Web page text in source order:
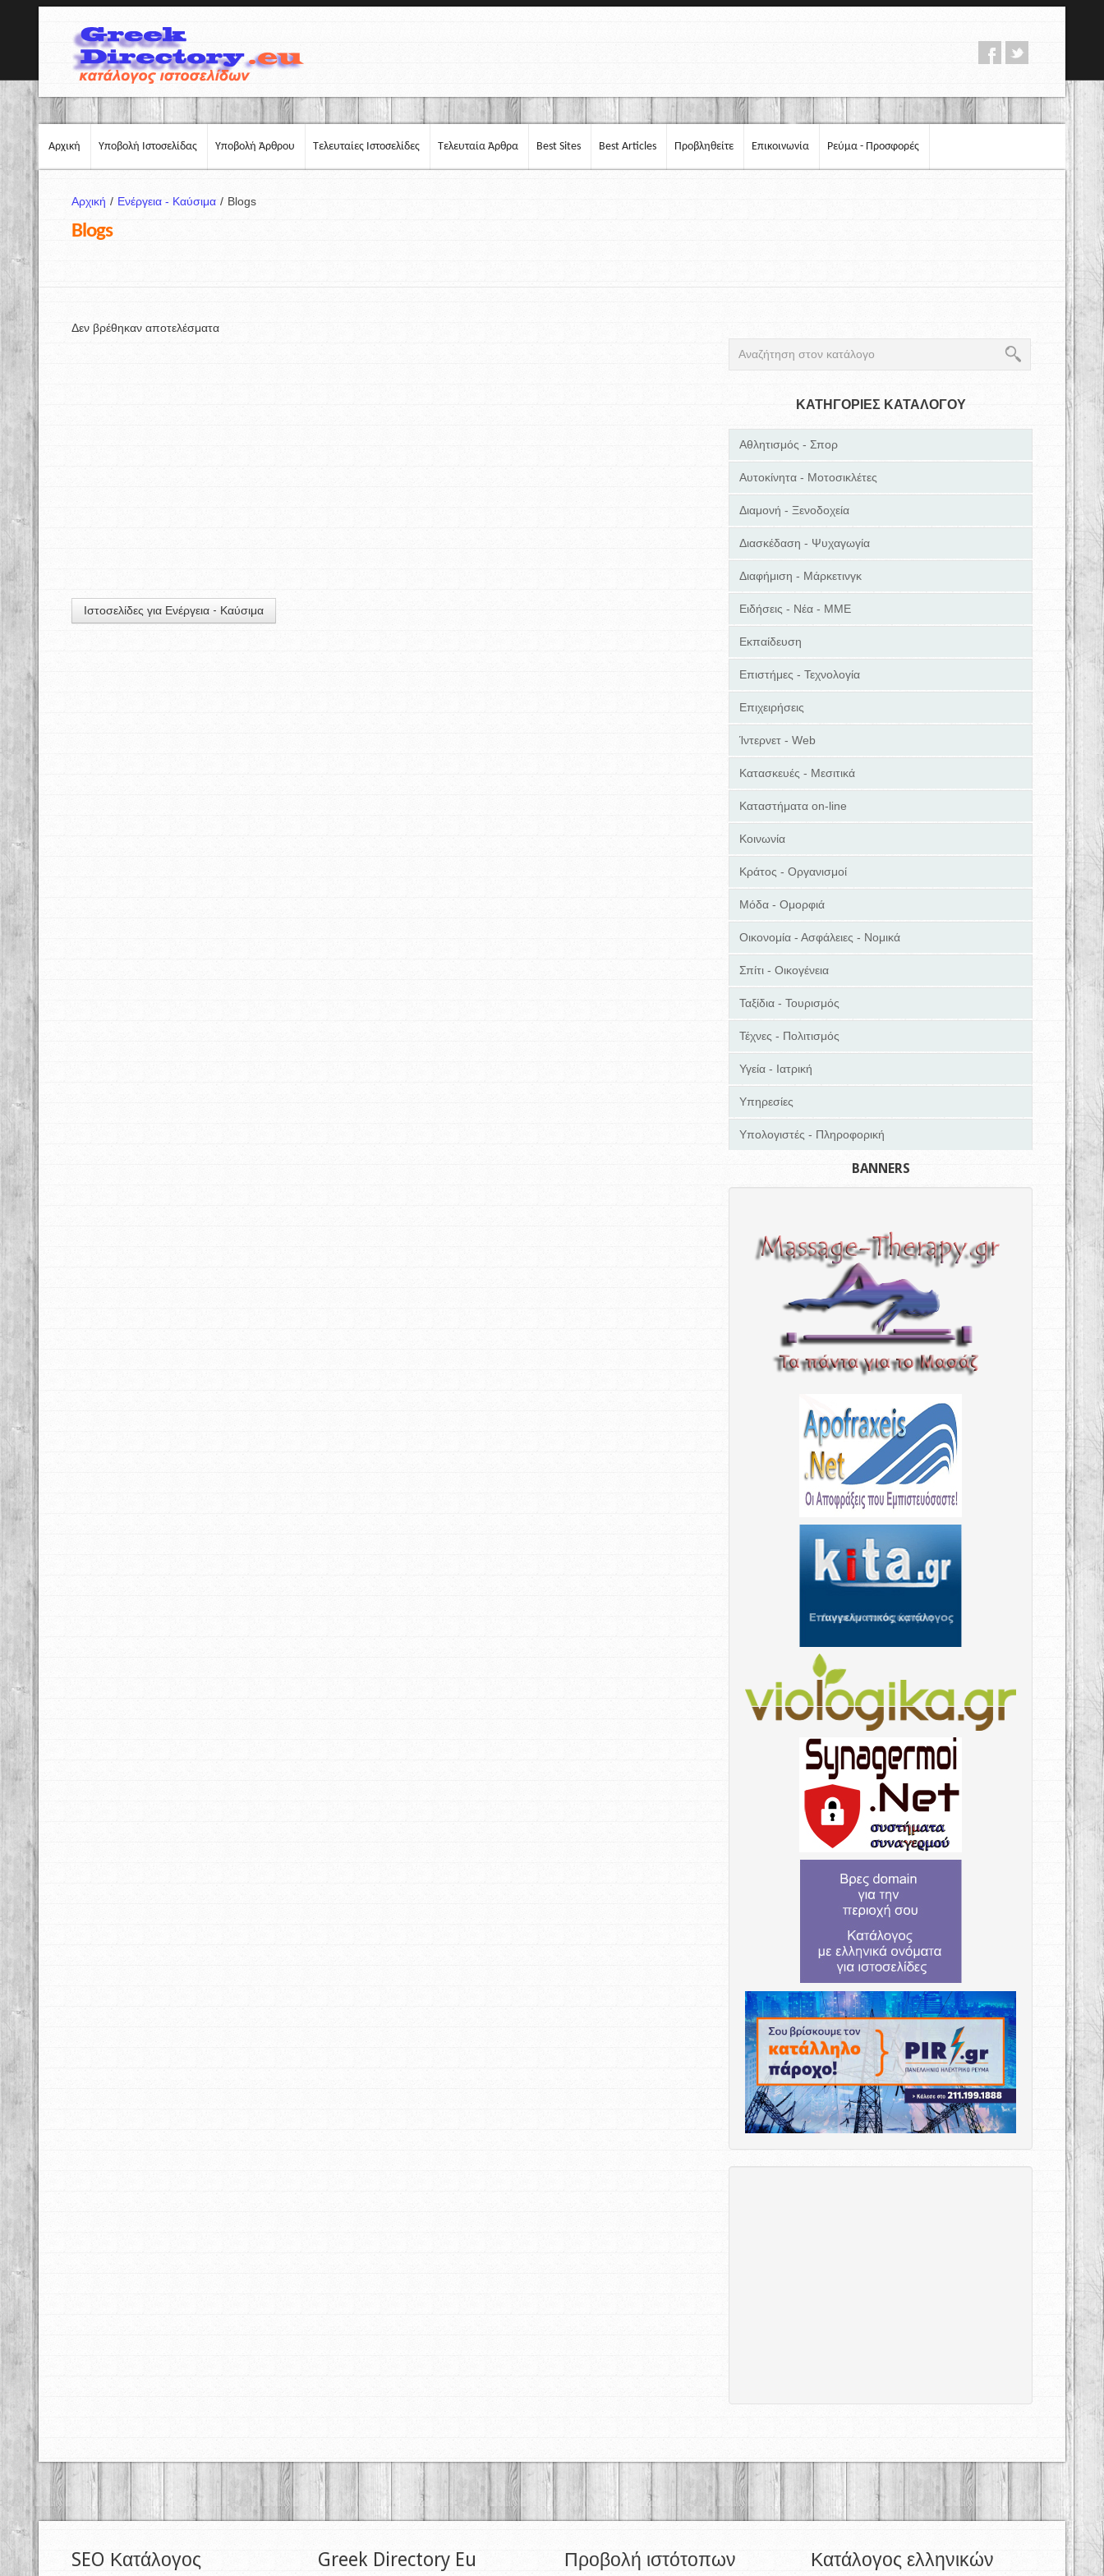
Αρχική Υποβολή Ιστοσελίδας Υποβολή Άρθρου Τελευταίες Ιστοσελίδες Τελευταία Άρθρα Best Sites Best Articles Προβληθείτε Επικοινωνία Ρεύμα - Προσφορές
Αρχική / Ενέργεια - Καύσιμα / Blogs
Blogs
Δεν βρέθηκαν αποτελέσματα
Ιστοσελίδες για Ενέργεια - Καύσιμα
ΚΑΤΗΓΟΡΙΕΣ ΚΑΤΑΛΟΓΟΥ
Αθλητισμός - Σπορ
Αυτοκίνητα - Μοτοσικλέτες
Διαμονή - Ξενοδοχεία
Διασκέδαση - Ψυχαγωγία
Διαφήμιση - Μάρκετινγκ
Ειδήσεις - Νέα - ΜΜΕ
Εκπαίδευση
Επιστήμες - Τεχνολογία
Επιχειρήσεις
Ίντερνετ - Web
Κατασκευές - Μεσιτικά
Καταστήματα on-line
Κοινωνία
Κράτος - Οργανισμοί
Μόδα - Ομορφιά
Οικονομία - Ασφάλειες - Νομικά
Σπίτι - Οικογένεια
Ταξίδια - Τουρισμός
Τέχνες - Πολιτισμός
Υγεία - Ιατρική
Υπηρεσίες
Υπολογιστές - Πληροφορική
BANNERS
SEO Κατάλογος Greek Directory Eu Προβολή ιστότοπων Κατάλογος ελληνικών